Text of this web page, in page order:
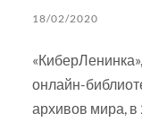
18/02/2020
онлайн-
архивов мира, в